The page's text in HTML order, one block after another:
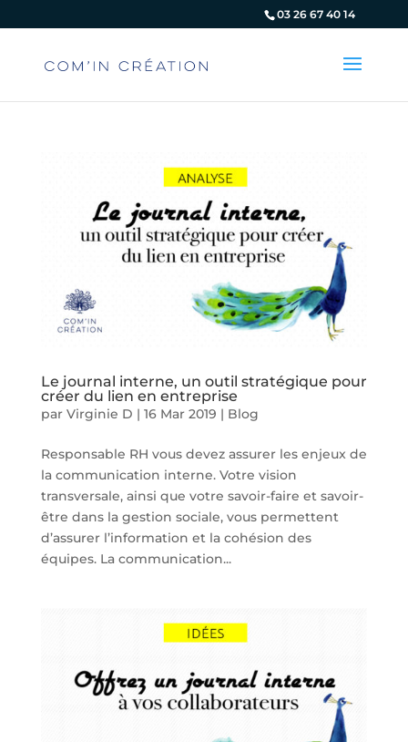
03 26 67 40 14
Le journal interne, un outil stratégique pour
créer du lien en entreprise
par Virginie D | 16 Mar 2019 | Blog
Responsable RH vous devez assurer les enjeux de
la communication interne. Votre vision
transversale, ainsi que votre savoir-faire et savoir-
être dans la gestion sociale, vous permettent
d’assurer l’information et la cohésion des
équipes. La communication...